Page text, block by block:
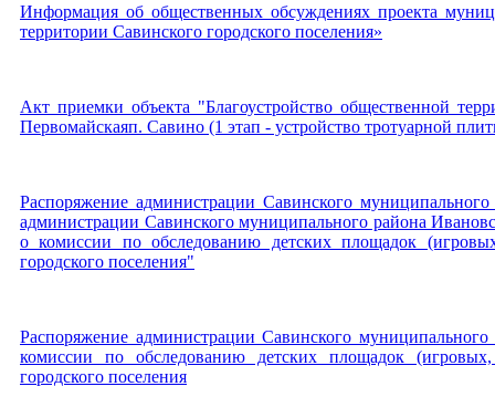
Информация об общественных обсуждениях проекта
территории Савинского городского поселения»
Акт приемки объекта "Благоустройство общественной
Первомайскаяп. Савино (1 этап - устройство тротуарной
Распоряжение администрации Савинского
администрации Савинского муниципального района
о комиссии по обследованию детских площадок
городского поселения"
Распоряжение администрации Савинского
комиссии по обследованию детских площадок
городского поселения